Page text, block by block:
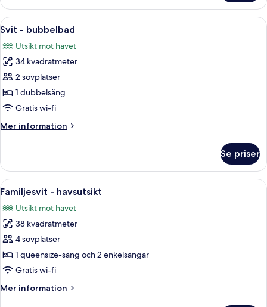
-
utsikt
mot
Öppna
alla
foton
för
Svit
-
bubbelbad
Ett modernt badrum med ett
5
Svit - bubbelbad
Utsikt mot havet
34 kvadratmeter
2 sovplatser
1 dubbelsäng
Gratis wi-fi
Mer information
Mer
-
bubbelbad
Se priser
Öppna
alla
foton
för
Familjesvit
-
havsutsikt
Ett välordnat sovrum med en säng,
9
Familjesvit - havsutsikt
Utsikt mot havet
38 kvadratmeter
4 sovplatser
1 queensize-säng och 2 enkelsängar
Gratis wi-fi
Mer information
Mer